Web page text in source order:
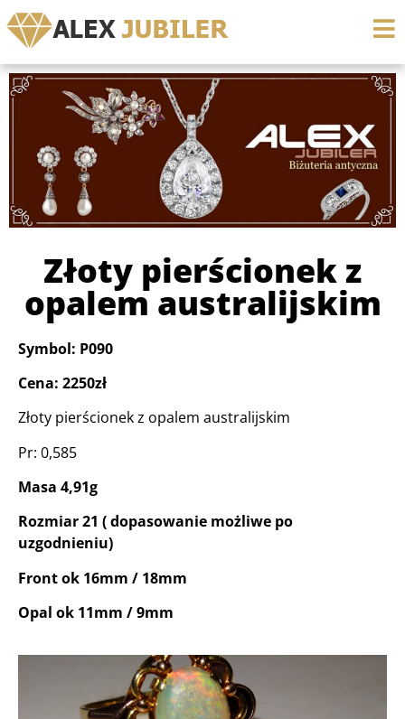
Złoty pierścionek z
opalem australijskim
Symbol: P090
Cena: 2250zł
Złoty pierścionek z opalem australijskim
Pr: 0,585
Masa 4,91g
Rozmiar 21 ( dopasowanie możliwe po
uzgodnieniu)
Front ok 16mm / 18mm
Opal ok 11mm / 9mm